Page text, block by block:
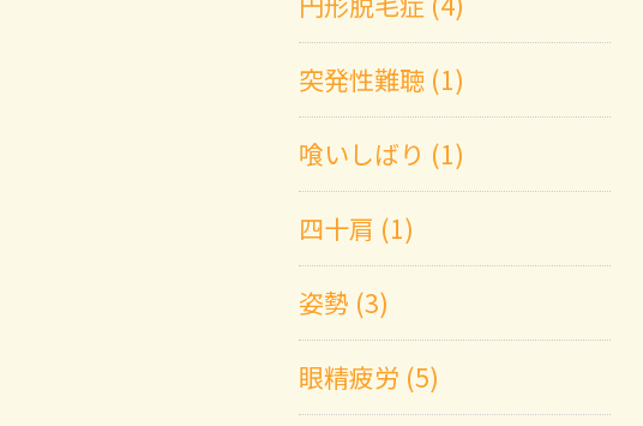
突発性難聴 (1)
喰いしばり (1)
四十肩 (1)
姿勢 (3)
眼精疲労 (5)